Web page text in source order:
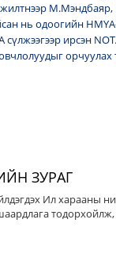
нь одоогийн
сүлжээгээр ирсэн
ЗУРАГ
Ил харааны
тодорхойлж,